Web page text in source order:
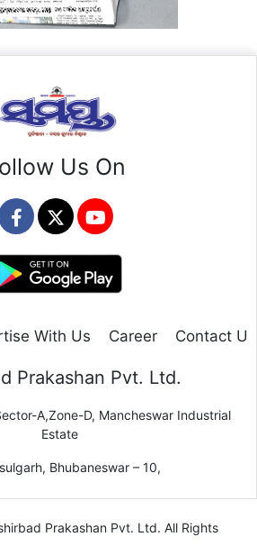
Us On
With Us Career Contact Us
Prakashan Pvt. Ltd.
A,Zone-D, Mancheswar Industrial
Estate
Bhubaneswar – 10,
Prakashan Pvt. Ltd. All Rights